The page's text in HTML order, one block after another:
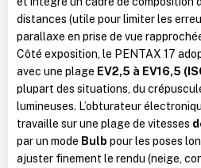
distances (utile pour limiter les
parallaxe en prise de vue
Côté exposition, le PENTAX 17
avec une plage EV2,5 à EV16,5
plupart des situations, du
lumineuses. L’obturateur
travaille sur une plage de vitesses
par un mode Bulb pour les poses
ajuster finement le rendu (neige,